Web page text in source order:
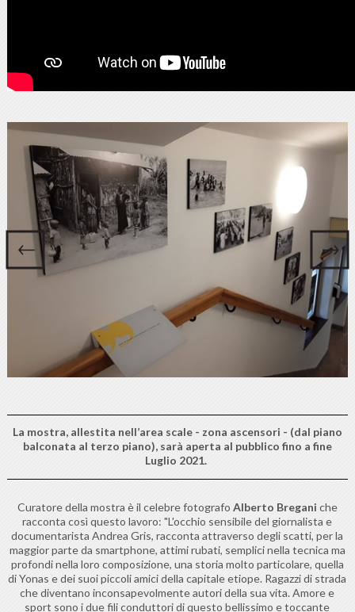
La mostra, allestita nell’area scale - zona ascensori - (dal piano
balconata al terzo piano), sarà aperta al pubblico fino a fine
Luglio 2021.
Curatore della mostra è il celebre fotografo Alberto Bregani che
racconta così questo lavoro: "L'occhio sensibile del giornalista e
documentarista Andrea Gris, racconta attraverso degli scatti, per la
maggior parte da smartphone, attimi rubati, semplici nella tecnica ma
profondi nella loro composizione, una storia molto particolare, quella
di Yonas e dei suoi piccoli amici della capitale etiope. Ragazzi di strada
che diventano inconsapevolmente autori della sua vita. Amore e
sport sono i due fili conduttori di questo bellissimo e toccante